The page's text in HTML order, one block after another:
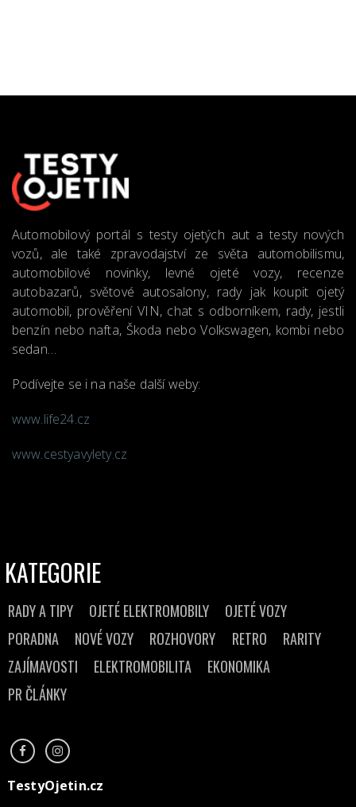
Automobilový portál s testy ojetých aut a testy nových
vozů, ale také zpravodajství ze světa automobilismu,
automobilové novinky, levné ojeté vozy, recenze
autobazarů, světové autosalony, rady jak koupit ojetý
automobil, prověření VIN, chat s odborníkem, rady, jestli
benzín nebo nafta, Škoda nebo Volkswagen, kombi nebo
sedan…
Podívejte se i na naše další weby:
www.life24.cz
www.cestyavylety.cz
KATEGORIE
RADY A TIPY OJETÉ ELEKTROMOBILY
OJETÉ VOZY
PORADNA
NOVÉ VOZY ROZHOVORY RETRO
RARITY
ZAJÍMAVOSTI
ELEKTROMOBILITA
EKONOMIKA
PR ČLÁNKY
TestyOjetin.cz